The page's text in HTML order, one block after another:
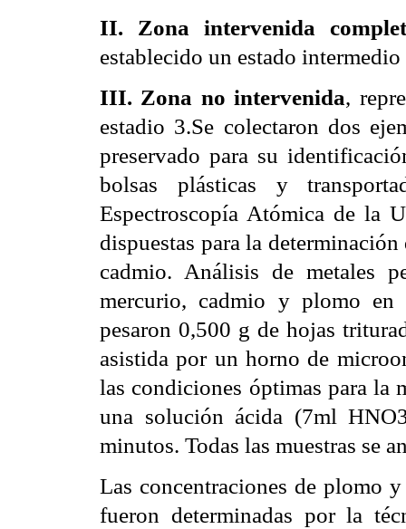
II. Zona intervenida
establecido un estado
III. Zona no intervenida,
estadio 3.Se colectaron dos
preservado para su
bolsas plásticas y
Espectroscopía Atómica de la
dispuestas para la
cadmio. Análisis de metales
mercurio, cadmio y plomo en
pesaron 0,500 g de hojas
asistida por un horno de
las condiciones óptimas para la
una solución ácida (7ml
minutos. Todas las muestras se
Las concentraciones de plomo
fueron determinadas por la